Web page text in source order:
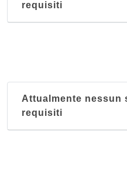
requisiti
Attualmente nessun
requisiti